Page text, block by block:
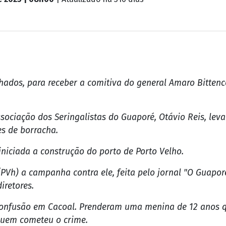
para receber a comitiva do general Amaro
dos Seringalistas do Guaporé, Otávio Reis,
de borracha.
a construção do porto de Porto Velho.
a campanha contra ele, feita pelo jornal "O
em Cacoal. Prenderam uma menina de 12
cometeu o crime.